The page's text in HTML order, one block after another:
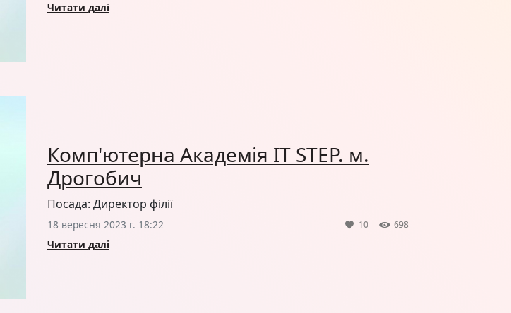
Читати далі
Комп'ютерна Академія IT STEP. м.
Дрогобич
Посада: Директор філії
18 вересня 2023 г. 18:22 10 698
Читати далі